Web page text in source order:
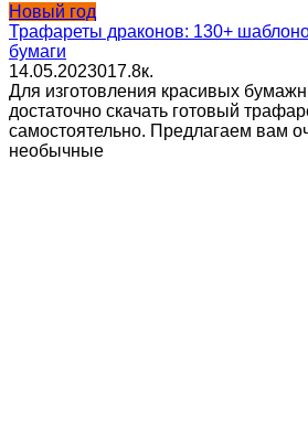
Новый год
Трафареты драконов: 130+
бумаги
14.05.2023017.8к.
Для изготовления красивых
достаточно скачать готовый
самостоятельно. Предлагаем вам
необычные